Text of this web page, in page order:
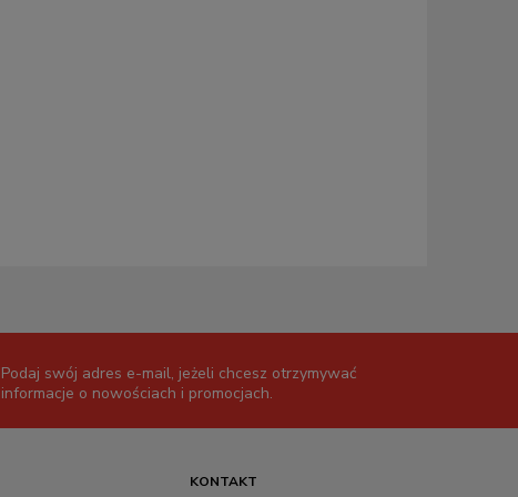
Podaj swój adres e-mail, jeżeli chcesz otrzymywać
informacje o nowościach i promocjach.
KONTAKT